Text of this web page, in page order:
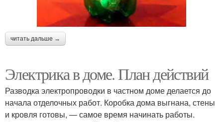
читать дальше →
Электрика в доме. План действий
Разводка электропроводки в частном доме делается до
начала отделочных работ. Коробка дома выгнана, стены
и кровля готовы, — самое время начинать работы.